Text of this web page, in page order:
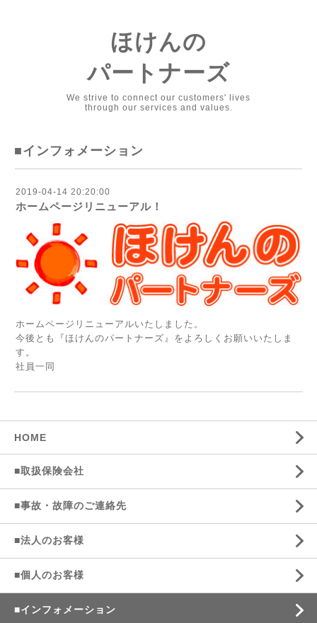
ほけんの
パートナーズ
We strive to connect our customers' lives
through our services and values.
■インフォメーション
2019-04-14 20:20:00
ホームページリニューアル！
ホームページリニューアルいたしました。
今後とも『ほけんのパートナーズ』をよろしくお願いいたしま
す。
社員一同
HOME
■取扱保険会社
■事故・故障のご連絡先
■法人のお客様
■個人のお客様
■インフォメーション